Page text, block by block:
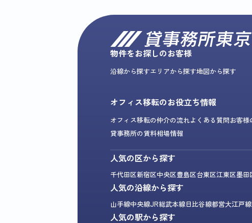
物件をお探しのお客様
沿線から探すエリアから探す地図から探す
オフィス移転のお役立ち情報
オフィス移転の仲介の流れよくある質問お客様
貸事務所の賃料相場情報
人気の区から探す
千代田区新宿区中央区豊島区台東区江東区墨田
人気の沿線から探す
山手線中央線JR総武本線日比谷線都営大江戸線
人気の駅から探す